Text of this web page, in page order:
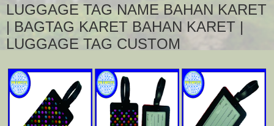
LUGGAGE TAG NAME BAHAN KARET
| BAGTAG KARET BAHAN KARET |
LUGGAGE TAG CUSTOM